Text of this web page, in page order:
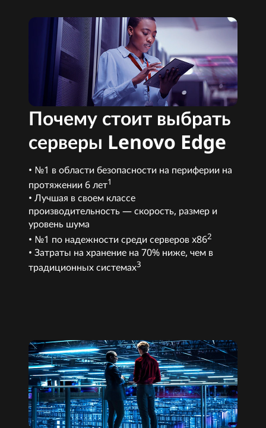
Почему стоит выбрать
серверы Lenovo Edge
• №1 в области безопасности на периферии на
протяжении 6 лет1
• Лучшая в своем классе
производительность — скорость, размер и
уровень шума
• №1 по надежности среди серверов x862
• Затраты на хранение на 70% ниже, чем в
традиционных системах3